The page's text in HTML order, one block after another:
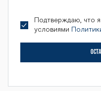
Подтверждаю, что
условиями